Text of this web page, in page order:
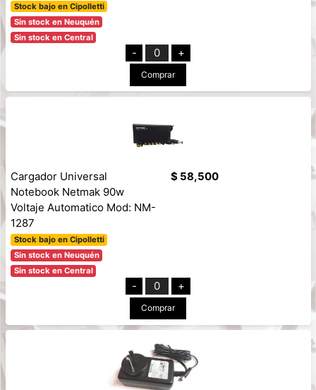
Stock bajo en Cipolletti
Sin stock en Neuquén
Sin stock en Central
- 0 +
Comprar
Cargador Universal
Notebook Netmak 90w
Voltaje Automatico Mod: NM-
1287
Stock bajo en Cipolletti
Sin stock en Neuquén
Sin stock en Central
$ 58,500
- 0 +
Comprar